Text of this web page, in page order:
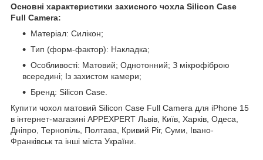
Основні характеристики захисного чохла Silicon Case
Full Camera:
Матеріал: Силікон;
Тип (форм-фактор): Накладка;
Особливості: Матовий; Однотонний; З мікрофіброю
всередині; Із захистом камери;
Бренд: Silicon Case.
Купити чохол матовий Silicon Case Full Camera для iPhone 15
в інтернет-магазині APPEXPERT Львів, Київ, Харків, Одеса,
Дніпро, Тернопіль, Полтава, Кривий Ріг, Суми, Івано-
Франківськ та інші міста України.